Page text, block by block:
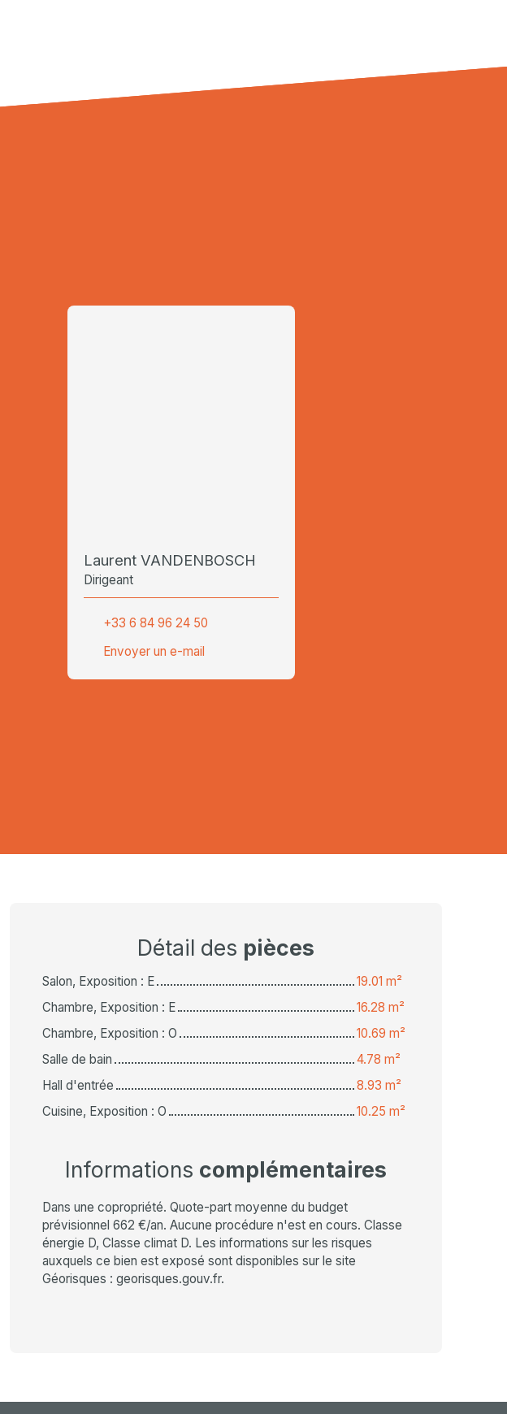
Laurent VANDENBOSCH
Dirigeant
+33 6 84 96 24 50
Envoyer un e-mail
Détail des pièces
Salon, Exposition : E
19.01 m²
Chambre, Exposition : E
16.28 m²
Chambre, Exposition : O
10.69 m²
Salle de bain
4.78 m²
Hall d'entrée
8.93 m²
Cuisine, Exposition : O
10.25 m²
Informations complémentaires
Dans une copropriété. Quote-part moyenne du budget
prévisionnel 662 €/an. Aucune procédure n'est en cours. Classe
énergie D, Classe climat D. Les informations sur les risques
auxquels ce bien est exposé sont disponibles sur le site
Géorisques : georisques.gouv.fr.